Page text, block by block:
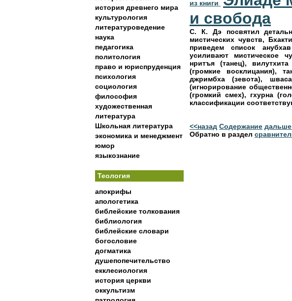
история древнего мира
культурология
литературоведение
наука
педагогика
политология
право и юриспруденция
психология
социология
философия
художественная
литература
Школьная литература
экономика и менеджмент
юмор
языкознание
Теология
апокрифы
апологетика
библейские толкования
библиология
библейские словари
богословие
догматика
душепопечительство
екклесиология
история церкви
оккультизм
из книги
и свобода
С. К. Дэ посвятил
мистических чувств,
приведем список
усиливают мистическое
нритъя (танец),
(громкие восклицания),
джримбха (зевота),
(игнорирование
(громкий смех), гхурна
классификации
<<назад Содержание дальше
Обратно в раздел